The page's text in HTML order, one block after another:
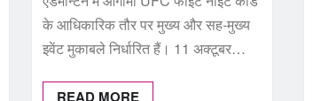
के आधिकारिक तौर पर मुख्य और सह-मुख्य
इवेंट मुकाबले निर्धारित हैं। 11 अक्टूबर…
READ MORE